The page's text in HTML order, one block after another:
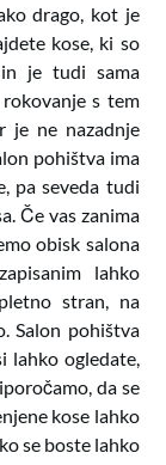
drago, kot je
kose, ki so
je tudi sama
s tem
je ne nazadnje
pohištva ima
pa seveda tudi
Če vas zanima
obisk salona
lahko
stran, na
Salon pohištva
lahko ogledate,
da se
kose lahko
se boste lahko